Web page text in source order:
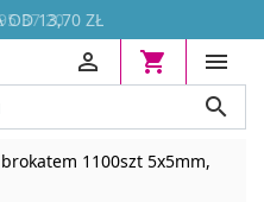
OD 13,70 ZŁ




1100szt 5x5mm,